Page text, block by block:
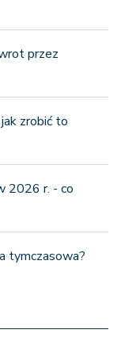
przez
zrobić to
2026 r. - co
tymczasowa?